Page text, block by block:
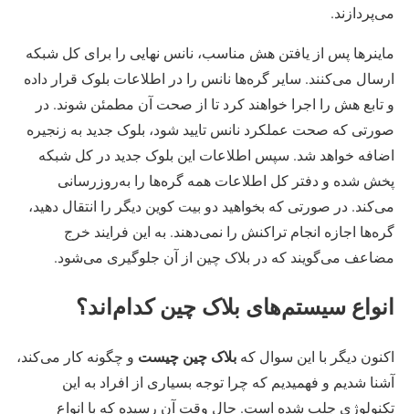
می‌پردازند.
ماینرها پس از یافتن هش مناسب، نانس نهایی را برای کل شبکه
ارسال می‌کنند. سایر گره‌ها نانس را در اطلاعات بلوک قرار داده
و تابع هش را اجرا خواهند کرد تا از صحت آن مطمئن شوند. در
صورتی که صحت عملکرد نانس تایید شود، بلوک جدید به زنجیره
اضافه خواهد شد. سپس اطلاعات این بلوک جدید در کل شبکه
پخش شده و دفتر کل اطلاعات همه گره‌ها را به‌روزرسانی
می‌کند. در صورتی که بخواهید دو بیت کوین دیگر را انتقال دهید،
گره‌ها اجازه انجام تراکنش را نمی‌دهند. به این فرایند خرج
مضاعف می‌گویند که در بلاک چین از آن جلوگیری می‌شود.
انواع سیستم‌های بلاک چین کدام‌اند؟
اکنون دیگر با این سوال که بلاک چین چیست و چگونه کار می‌کند،
آشنا شدیم و فهمیدیم که چرا توجه بسیاری از افراد به این
تکنولوژی جلب شده است. حال وقت آن رسیده که با انواع